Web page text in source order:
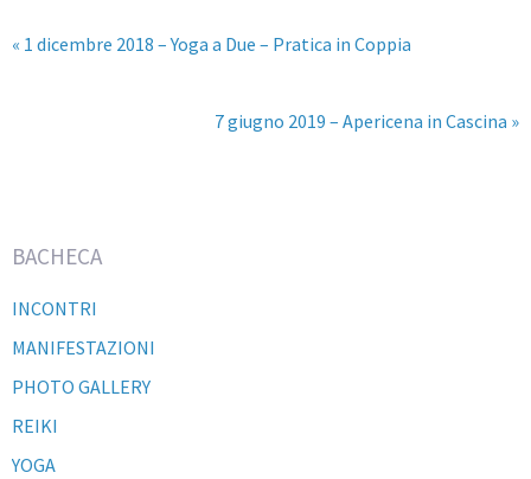
« 1 dicembre 2018 – Yoga a Due – Pratica in Coppia
7 giugno 2019 – Apericena in Cascina »
BACHECA
INCONTRI
MANIFESTAZIONI
PHOTO GALLERY
REIKI
YOGA